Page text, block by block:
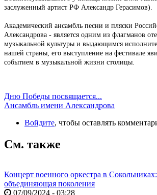
заслуженный артист РФ Александр Герасимов).
Академический ансамбль песни и пляски
Александрова - является одним из флагманов
музыкальной культуры и выдающимся
нашей страны, его выступление на фестивале
событием в музыкальной жизни столицы.
Дню Победы посвящается...
Ансамбль имени Александрова
Войдите, чтобы оставлять
См. также
Концерт военного оркестра в
объединяющая поколения
07/09/2024 - 03:28